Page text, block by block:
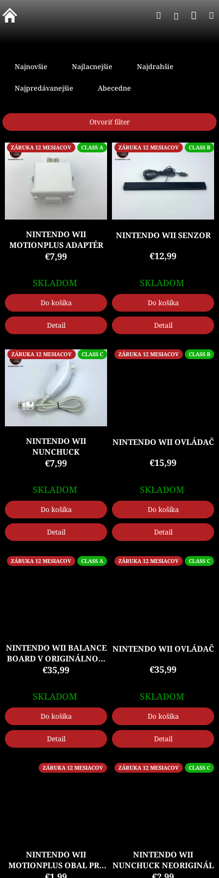
na
obsah
Hľadať
e
p
r
o
Najnovšie Najlacnejšie Najdrahšie
Najpredávanejšie Abecedne
Otvoriť filter
V
o
ZÁRUKA 12 MESIACOV CLASS A
NINTENDO WII
MOTIONPLUS ADAPTÉR
€7,99
SKLADOM
Do košíka
Detail
ZÁRUKA 12 MESIACOV CLASS B
NINTENDO WII SENZOR
€12,99
SKLADOM
Do košíka
Detail
ZÁRUKA 12 MESIACOV CLASS C
NINTENDO WII
NUNCHUCK
€7,99
SKLADOM
Do košíka
Detail
ZÁRUKA 12 MESIACOV CLASS B
NINTENDO WII OVLÁDAČ
€15,99
SKLADOM
Do košíka
Detail
ZÁRUKA 12 MESIACOV CLASS A
NINTENDO WII BALANCE
BOARD V ORIGINÁLNOM
BALENÍ + HRA
€35,99
SKLADOM
Do košíka
Detail
ZÁRUKA 12 MESIACOV CLASS C
NINTENDO WII OVLÁDAČ
€35,99
SKLADOM
Do košíka
Detail
ZÁRUKA 12 MESIACOV
NINTENDO WII
MOTIONPLUS OBAL PRE
ZÁRUKA 12 MESIACOV CLASS C
NINTENDO WII
NUNCHUCK NEORIGINÁL